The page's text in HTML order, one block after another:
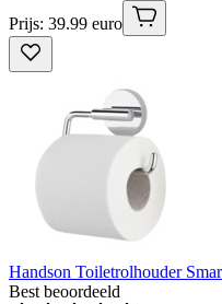
Prijs: 39.99 euro
Handson Toiletrolhouder
Best beoordeeld